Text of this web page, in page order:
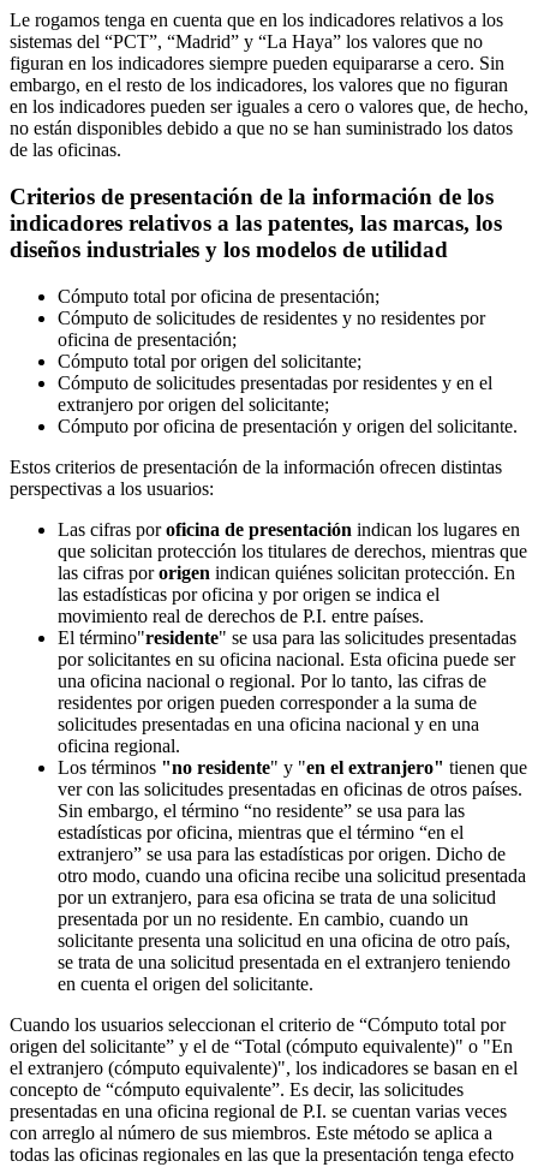
Le rogamos tenga en cuenta que en los indicadores relativos a los
sistemas del “PCT”, “Madrid” y “La Haya” los valores que no
figuran en los indicadores siempre pueden equipararse a cero. Sin
embargo, en el resto de los indicadores, los valores que no figuran
en los indicadores pueden ser iguales a cero o valores que, de hecho,
no están disponibles debido a que no se han suministrado los datos
de las oficinas.
Criterios de presentación de la información de los
indicadores relativos a las patentes, las marcas, los
diseños industriales y los modelos de utilidad
Cómputo total por oficina de presentación;
Cómputo de solicitudes de residentes y no residentes por
oficina de presentación;
Cómputo total por origen del solicitante;
Cómputo de solicitudes presentadas por residentes y en el
extranjero por origen del solicitante;
Cómputo por oficina de presentación y origen del solicitante.
Estos criterios de presentación de la información ofrecen distintas
perspectivas a los usuarios:
Las cifras poroficina de presentación indican los lugares en
que solicitan protección los titulares de derechos, mientras que
las cifras pororigen indican quiénes solicitan protección. En
las estadísticas por oficina y por origen se indica el
movimiento real de derechos de P.I. entre países.
El término"residente" se usa para las solicitudes presentadas
por solicitantes en su oficina nacional. Esta oficina puede ser
una oficina nacional o regional. Por lo tanto, las cifras de
residentes por origen pueden corresponder a la suma de
solicitudes presentadas en una oficina nacional y en una
oficina regional.
Los términos "no residente" y "en el extranjero" tienen que
ver con las solicitudes presentadas en oficinas de otros países.
Sin embargo, el término “no residente” se usa para las
estadísticas por oficina, mientras que el término “en el
extranjero” se usa para las estadísticas por origen. Dicho de
otro modo, cuando una oficina recibe una solicitud presentada
por un extranjero, para esa oficina se trata de una solicitud
presentada por un no residente. En cambio, cuando un
solicitante presenta una solicitud en una oficina de otro país,
se trata de una solicitud presentada en el extranjero teniendo
en cuenta el origen del solicitante.
Cuando los usuarios seleccionan el criterio de “Cómputo total por
origen del solicitante” y el de “Total (cómputo equivalente)" o "En
el extranjero (cómputo equivalente)", los indicadores se basan en el
concepto de “cómputo equivalente”. Es decir, las solicitudes
presentadas en una oficina regional de P.I. se cuentan varias veces
con arreglo al número de sus miembros. Este método se aplica a
todas las oficinas regionales en las que la presentación tenga efecto